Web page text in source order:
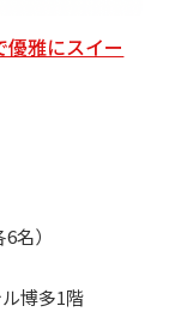
雅にスイー
名）
博多1階